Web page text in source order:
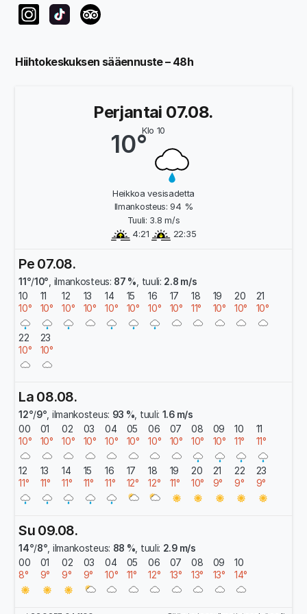
Hiihtokeskuksen sääennuste – 48h
Perjantai 07.08.
Klo 10
10°
Heikkoa vesisadetta
Ilmankosteus: 94 %
Tuuli: 3.8 m/s
4:21
22:35
Pe 07.08.
11°/10° , ilmankosteus: 87 % , tuuli: 2.8 m/s
10
10°
11
10°
12
10°
13
10°
14
10°
15
10°
16
10°
17
10°
18
11°
19
10°
20
10°
21
10°
22
10°
23
10°
La 08.08.
12°/9° , ilmankosteus: 93 % , tuuli: 1.6 m/s
00
10°
01
10°
02
10°
03
10°
04
10°
05
10°
06
10°
07
10°
08
10°
09
10°
10
11°
11
11°
12
11°
13
11°
14
11°
15
11°
16
11°
17
12°
18
12°
19
11°
20
10°
21
9°
22
9°
23
9°
Su 09.08.
14°/8° , ilmankosteus: 88 % , tuuli: 2.9 m/s
00
8°
01
9°
02
9°
03
9°
04
10°
05
11°
06
12°
07
13°
08
13°
09
13°
10
14°